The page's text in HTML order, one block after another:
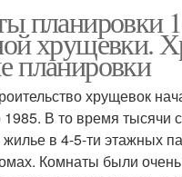
планировки
хрущевки.
планировки
хрущевок
1985. В то время тысячи
в 4-5-ти этажных
Комнаты были